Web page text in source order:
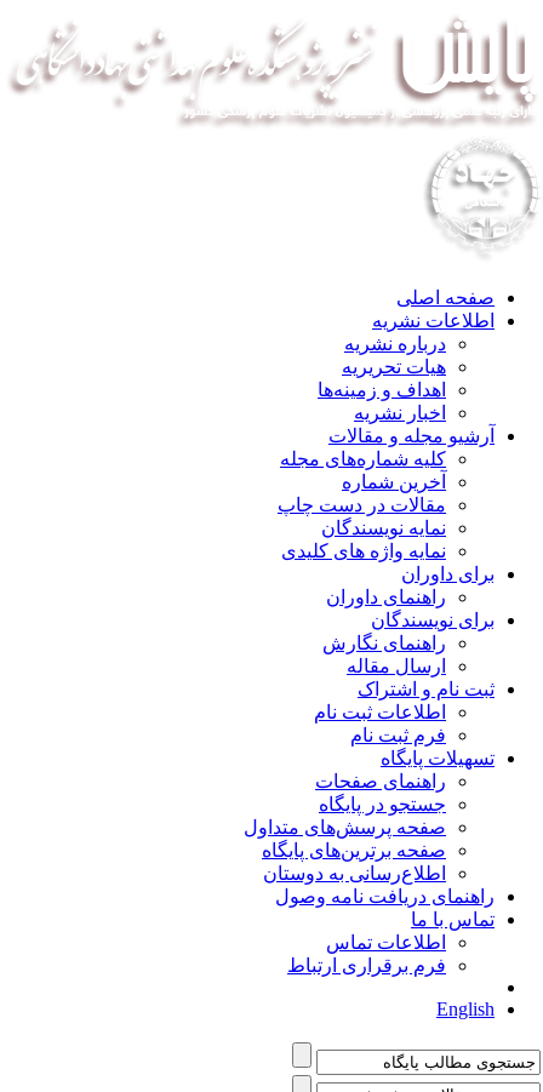
صفحه اصلی
اطلاعات نشریه
درباره نشریه
هیات تحریریه
اهداف و زمینه‌ها
اخبار نشریه
آرشیو مجله و مقالات
کلیه شماره‌های مجله
آخرین شماره
مقالات در دست چاپ
نمایه نویسندگان
نمایه واژه های کلیدی
برای داوران
راهنمای داوران
برای نویسندگان
راهنمای نگارش
ارسال مقاله
ثبت نام و اشتراک
اطلاعات ثبت نام
فرم ثبت نام
تسهیلات پایگاه
راهنمای صفحات
جستجو در پایگاه
صفحه پرسش‌های متداول
صفحه برترین‌های پایگاه
اطلاع‌رسانی به دوستان
راهنمای دریافت نامه وصول
تماس با ما
اطلاعات تماس
فرم برقراری ارتباط
English